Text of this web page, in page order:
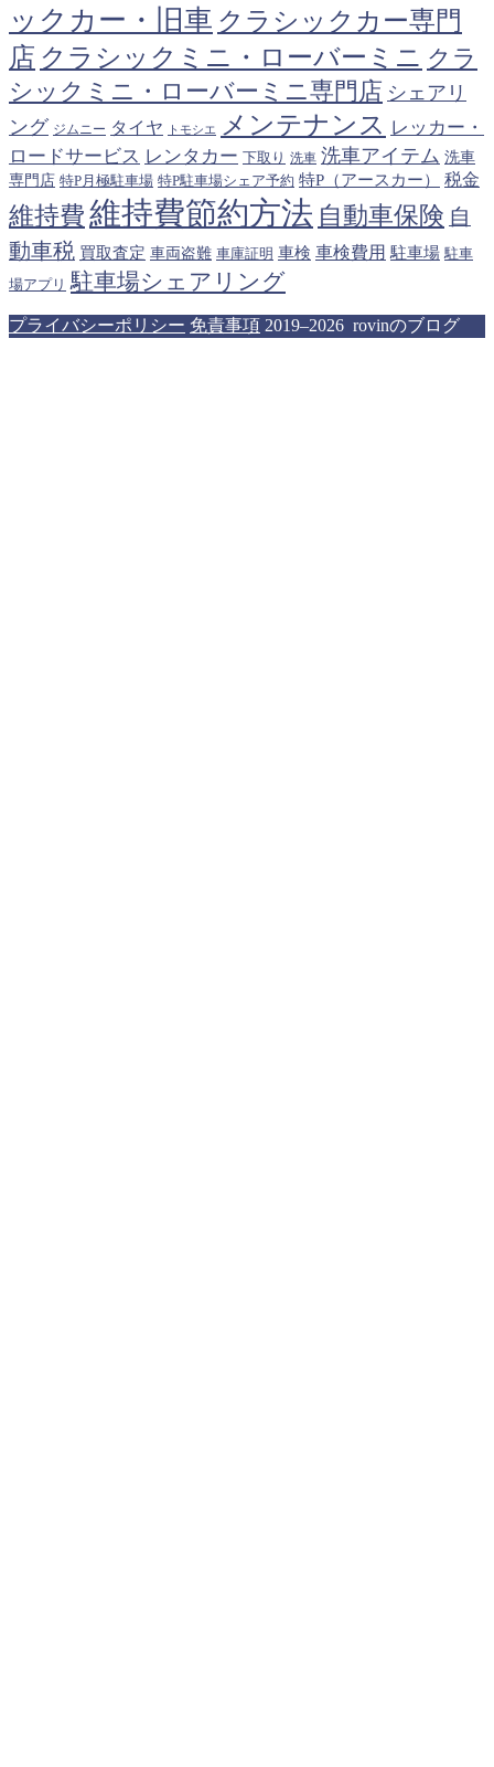
ックカー・旧車 クラシックカー専門
店 クラシックミニ・ローバーミニ クラ
シックミニ・ローバーミニ専門店 シェアリ
ング ジムニー タイヤ トモシエ メンテナンス レッカー・
ロードサービス レンタカー 下取り 洗車 洗車アイテム 洗車
専門店 特P月極駐車場 特P駐車場シェア予約 特P（アースカー） 税金
維持費 維持費節約方法 自動車保険 自
動車税 買取査定 車両盗難 車庫証明 車検 車検費用 駐車場 駐車
場アプリ 駐車場シェアリング
プライバシーポリシー 免責事項 2019–2026 rovinのブログ